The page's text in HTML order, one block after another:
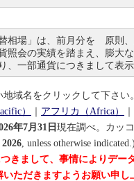
相場」は、前月分を 原則、
照会の実績を踏まえ、膨大
、一部通貨につきまして表
域名をクリックして下さい
）
｜ アフリカ（Africa） ｜
年7月31日現在調べ。カッ
, unless otherwise indicated.)
きまして、事情によりデー
だきますようお願い申し